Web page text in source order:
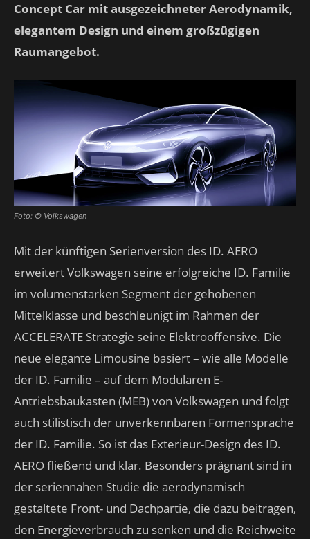
Concept Car mit ausgezeichneter Aerodynamik,
elegantem Design und einem großzügigen
Raumangebot.
Foto: © Volkswagen
Mit der künftigen Serienversion des ID. AERO
erweitert Volkswagen seine erfolgreiche ID. Familie
im volumenstarken Segment der gehobenen
Mittelklasse und beschleunigt im Rahmen der
ACCELERATE Strategie seine Elektrooffensive. Die
neue elegante Limousine basiert – wie alle Modelle
der ID. Familie – auf dem Modularen E-
Antriebsbaukasten (MEB) von Volkswagen und folgt
auch stilistisch der unverkennbaren Formensprache
der ID. Familie. So ist das Exterieur-Design des ID.
AERO fließend und klar. Besonders prägnant sind in
der seriennahen Studie die aerodynamisch
gestaltete Front- und Dachpartie, die dazu beitragen,
den Energieverbrauch zu senken und die Reichweite